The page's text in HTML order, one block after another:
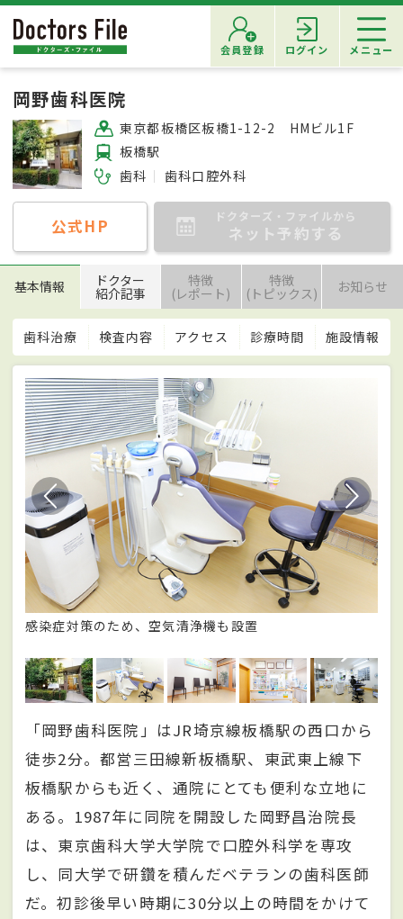
会員登録 ログイン メニュー
岡野歯科医院
東京都板橋区板橋1-12-2 HMビル1F
板橋駅
歯科
歯科口腔外科
公式HP ドクターズ・ファイルから
ネット予約する
基本情報 ドクター
紹介記事
特徴
(レポート)
特徴
(トピックス) お知らせ
歯科治療 検査内容 アクセス 診療時間 施設情報
感染症対策のため、空気清浄機も設置
「岡野歯科医院」はJR埼京線板橋駅の西口から
徒歩2分。都営三田線新板橋駅、東武東上線下
板橋駅からも近く、通院にとても便利な立地に
ある。1987年に同院を開設した岡野昌治院長
は、東京歯科大学大学院で口腔外科学を専攻
し、同大学で研鑽を積んだベテランの歯科医師
だ。初診後早い時期に30分以上の時間をかけて